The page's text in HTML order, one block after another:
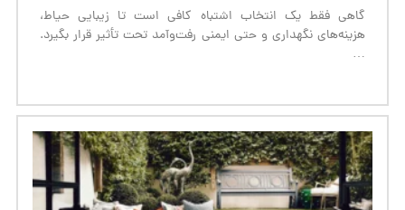
گاهی فقط یک انتخاب اشتباه کافی است تا زیبایی حیاط،
هزینه‌های نگهداری و حتی ایمنی رفت‌وآمد تحت تأثیر قرار بگیرد.
…